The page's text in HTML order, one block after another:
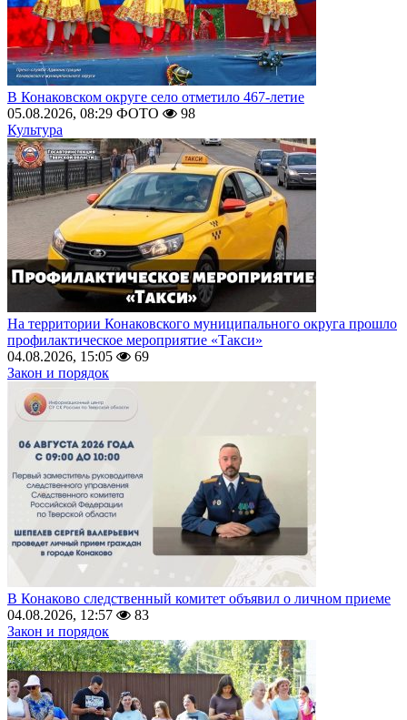
В Конаковском округе село отметило 467-летие
05.08.2026, 08:29 ФОТО
98
Культура
На территории Конаковского муниципального округа прошло
профилактическое мероприятие «Такси»
04.08.2026, 15:05
69
Закон и порядок
В Конаково следственный комитет объявил о личном приеме
04.08.2026, 12:57
83
Закон и порядок